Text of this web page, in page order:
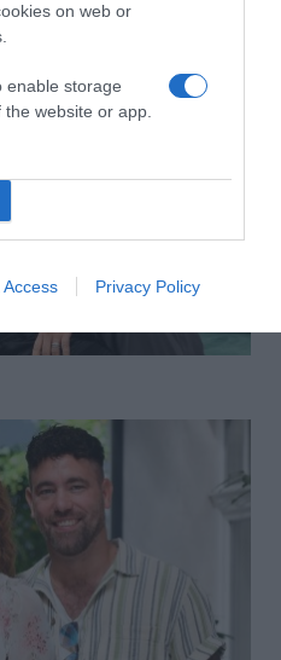
on web or
enable storage
website or app.
Access Privacy Policy